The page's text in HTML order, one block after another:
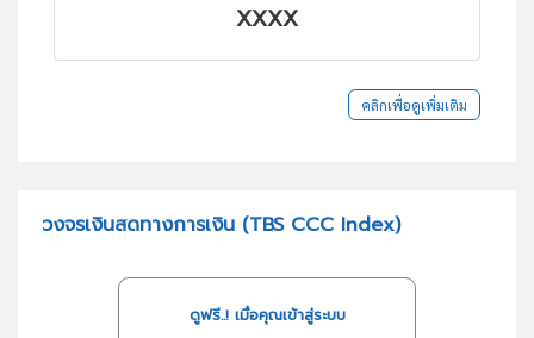
XXXX
คลิกเพื่อดูเพิ่มเติม
วงจรเงินสดทางการเงิน (TBS CCC Index)
ดูฟรี..! เมื่อคุณเข้าสู่ระบบ